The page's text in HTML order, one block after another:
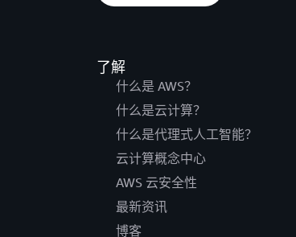
了解
什么是 AWS？
什么是云计算？
什么是代理式人工智能？
云计算概念中心
AWS 云安全性
最新资讯
博客